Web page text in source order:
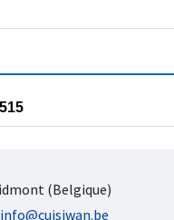
(Belgique)
info@cuisiwan.be